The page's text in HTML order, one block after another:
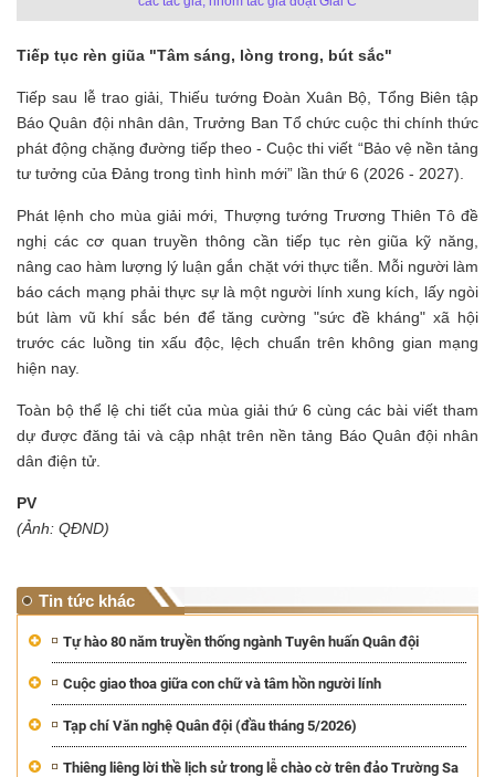
Tiếp tục rèn giũa "Tâm sáng, lòng trong, bút sắc"
Tiếp sau lễ trao giải, Thiếu tướng Đoàn Xuân Bộ, Tổng Biên tập
Báo Quân đội nhân dân, Trưởng Ban Tổ chức cuộc thi chính thức
phát động chặng đường tiếp theo - Cuộc thi viết “Bảo vệ nền tảng
tư tưởng của Đảng trong tình hình mới” lần thứ 6 (2026 - 2027).
Phát lệnh cho mùa giải mới, Thượng tướng Trương Thiên Tô đề
nghị các cơ quan truyền thông cần tiếp tục rèn giũa kỹ năng,
nâng cao hàm lượng lý luận gắn chặt với thực tiễn. Mỗi người làm
báo cách mạng phải thực sự là một người lính xung kích, lấy ngòi
bút làm vũ khí sắc bén để tăng cường "sức đề kháng" xã hội
trước các luồng tin xấu độc, lệch chuẩn trên không gian mạng
hiện nay.
Toàn bộ thể lệ chi tiết của mùa giải thứ 6 cùng các bài viết tham
dự được đăng tải và cập nhật trên nền tảng Báo Quân đội nhân
dân điện tử.
PV
(Ảnh: QĐND)
Tin tức khác
Tự hào 80 năm truyền thống ngành Tuyên huấn Quân đội
Cuộc giao thoa giữa con chữ và tâm hồn người lính
Tạp chí Văn nghệ Quân đội (đầu tháng 5/2026)
Thiêng liêng lời thề lịch sử trong lễ chào cờ trên đảo Trường Sa